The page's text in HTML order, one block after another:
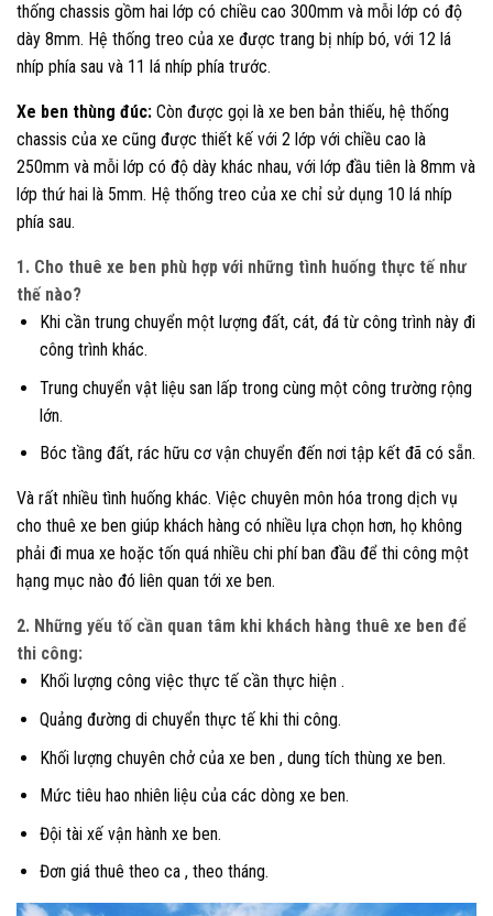
thống chassis gồm hai lớp có chiều cao 300mm và mỗi lớp có độ
dày 8mm. Hệ thống treo của xe được trang bị nhíp bó, với 12 lá
nhíp phía sau và 11 lá nhíp phía trước.
Xe ben thùng đúc: Còn được gọi là xe ben bản thiếu, hệ thống
chassis của xe cũng được thiết kế với 2 lớp với chiều cao là
250mm và mỗi lớp có độ dày khác nhau, với lớp đầu tiên là 8mm và
lớp thứ hai là 5mm. Hệ thống treo của xe chỉ sử dụng 10 lá nhíp
phía sau.
1. Cho thuê xe ben phù hợp với những tình huống thực tế như
thế nào?
Khi cần trung chuyển một lượng đất, cát, đá từ công trình này đi
công trình khác.
Trung chuyển vật liệu san lấp trong cùng một công trường rộng
lớn.
Bóc tầng đất, rác hữu cơ vận chuyển đến nơi tập kết đã có sẵn.
Và rất nhiều tình huống khác. Việc chuyên môn hóa trong dịch vụ
cho thuê xe ben giúp khách hàng có nhiều lựa chọn hơn, họ không
phải đi mua xe hoặc tốn quá nhiều chi phí ban đầu để thi công một
hạng mục nào đó liên quan tới xe ben.
2. Những yếu tố cần quan tâm khi khách hàng thuê xe ben để
thi công:
Khối lượng công việc thực tế cần thực hiện .
Quảng đường di chuyển thực tế khi thi công.
Khối lượng chuyên chở của xe ben , dung tích thùng xe ben.
Mức tiêu hao nhiên liệu của các dòng xe ben.
Đội tài xế vận hành xe ben.
Đơn giá thuê theo ca , theo tháng.